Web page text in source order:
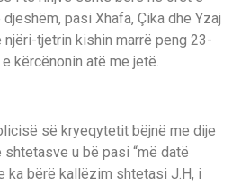
pasi Xhafa, Çika dhe Yzaj
njëri-tjetrin kishin marrë peng 23-
kërcënonin atë me jetë.
së kryeqytetit bëjnë me dije
u bë pasi “më datë
ka bërë kallëzim shtetasi J.H, i